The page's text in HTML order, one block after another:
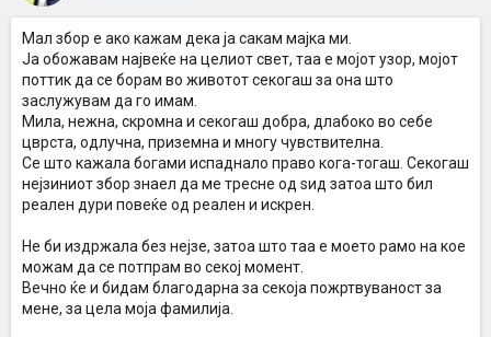
Мал збор е ако кажам дека ја сакам мајка ми.
Ја обожавам највеќе на целиот свет, таа е мојот узор, мојот
поттик да се борам во животот секогаш за она што
заслужувам да го имам.
Мила, нежна, скромна и секогаш добра, длабоко во себе
цврста, одлучна, приземна и многу чувствителна.
Се што кажала богами испаднало право кога-тогаш. Секогаш
нејзиниот збор знаел да ме тресне од ѕид затоа што бил
реален дури повеќе од реален и искрен.
Не би издржала без нејзе, затоа што таа е моето рамо на кое
можам да се потпрам во секој момент.
Вечно ќе и бидам благодарна за секоја пожртвуваност за
мене, за цела моја фамилија.